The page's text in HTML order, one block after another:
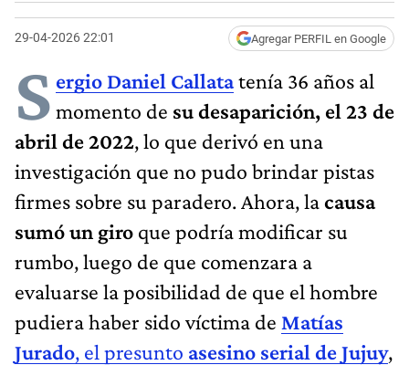
29-04-2026 22:01 Agregar PERFIL en Google
S ergio Daniel Callatatenía 36 años al
momento de su desaparición, el 23 de
abril de 2022, lo que derivó en una
investigación que no pudo brindar pistas
firmes sobre su paradero. Ahora, lacausa
sumó un giro que podría modificar su
rumbo, luego de que comenzara a
evaluarse la posibilidad de que el hombre
pudiera haber sido víctima de Matías
Jurado, el presunto asesino serial de Jujuy,